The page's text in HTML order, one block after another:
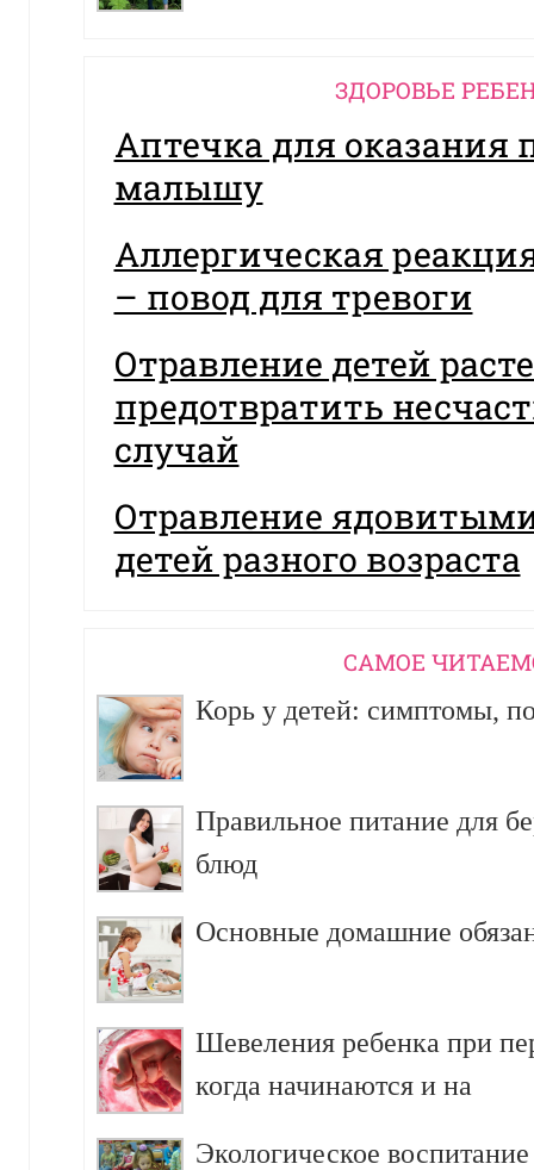
ЗДОРОВЬЕ
Аптечка для
малышу
Аллергическая
– повод для тревоги
Отравление детей
предотвратить
случай
Отравление
детей разного возраста
CАМОЕ
Корь у детей: симптомы,
Правильное питание для
блюд
Основные домашние
Шевеления ребенка при
когда начинаются и на
Экологическое